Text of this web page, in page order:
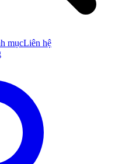
mụcLiên hệ